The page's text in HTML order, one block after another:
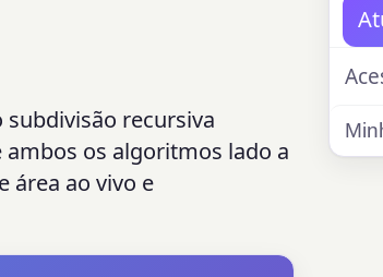
recursiva
os algoritmos lado a
área ao vivo e